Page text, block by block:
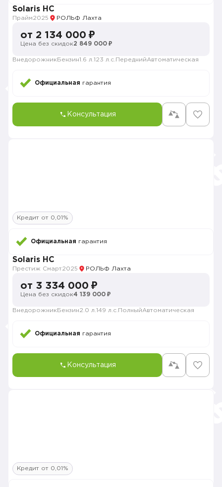
Solaris HC
Прайм2025 РОЛЬФ Лахта
от 2 134 000 ₽
Цена без скидок2 849 000 ₽
Внедорожник Бензин1.6 л. 123 л.с. ПереднийАвтоматическая
Официальная гарантия
Консультация
Кредит от 0,01%
Официальная гарантия
Solaris HC
Престиж Смарт2025 РОЛЬФ Лахта
от 3 334 000 ₽
Цена без скидок4 139 000 ₽
Внедорожник Бензин2.0 л. 149 л.с. ПолныйАвтоматическая
Официальная гарантия
Консультация
Кредит от 0,01%